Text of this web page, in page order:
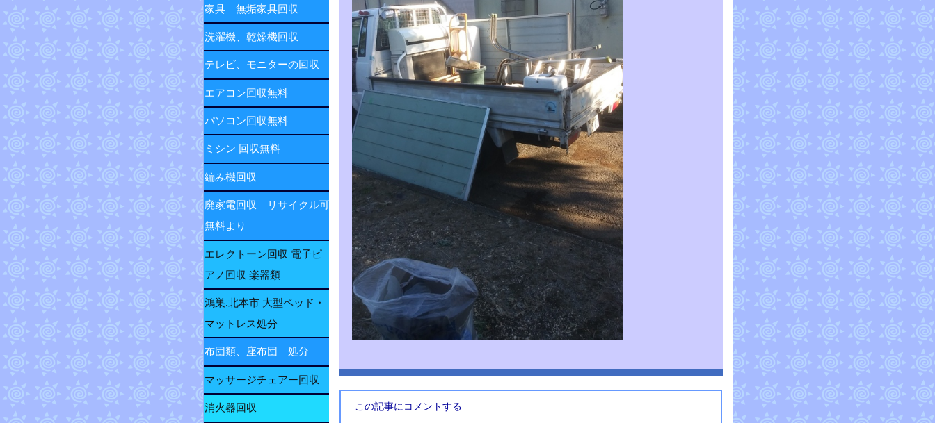
この記事にコメントする
家具 無垢家具回収
洗濯機、乾燥機回収
テレビ、モニターの回収
エアコン回収無料
パソコン回収無料
ミシン 回収無料
編み機回収
廃家電回収 リサイクル可
無料より
エレクトーン回収 電子ピ
アノ回収 楽器類
鴻巣.北本市 大型ベッド・
マットレス処分
布団類、座布団 処分
マッサージチェアー回収
消火器回収